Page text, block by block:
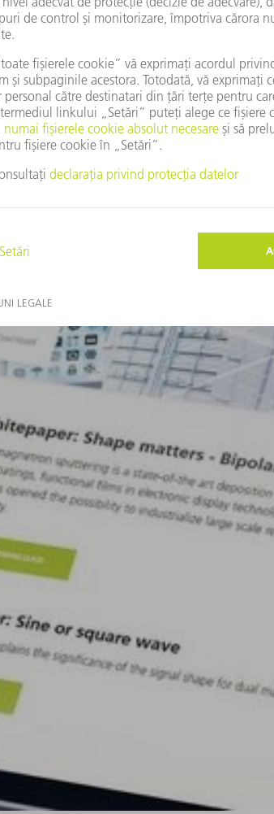
V-ar putea interesa și aceste